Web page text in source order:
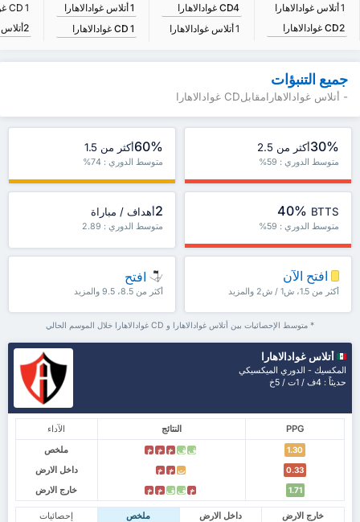
أتلاس غوادالاهارا1
CD غوادالاهارا2
CD غوادالاهارا4
أتلاس غوادالاهارا1
أتلاس غوادالاهارا1
CD غوادالاهارا 1
CD غوادالاهارا 1
أتلاس2
جميع التنبؤات
- أتلاس غوادالاهارامقابلCD غوادالاهارا
30%أكثر من 2.5
متوسط الدوري : 59%
60%أكثر من 1.5
متوسط الدوري : 74%
40% BTTS
متوسط الدوري : 59%
2أهداف / مباراة
متوسط الدوري : 2.89
افتح الآن
أكثر من 1.5، ش1 / ش2 والمزيد
افتح
أكثر من 8.5، 9.5 والمزيد
* متوسط الإحصائيات بين أتلاس غوادالاهارا و CD غوادالاهارا خلال الموسم الحالي
أتلاس غوادالاهارا
المكسيك - الدوري الميكسيكي
حديثاً : 4ف / 1ت / 5خ
الآداء النتائج
PPG
ملخص
ف ف خ خ خ 1.30
داخل الارض ت خ خ 0.33
خارج الارض خ ف ف خ خ 1.71
إحصائيات ملخص داخل الارض
خارج الارض